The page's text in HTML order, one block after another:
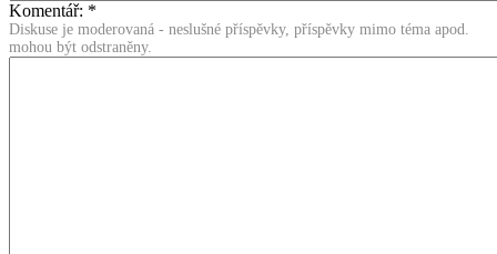
Komentář: *
Diskuse je moderovaná - neslušné příspěvky, příspěvky mimo téma apod.
mohou být odstraněny.